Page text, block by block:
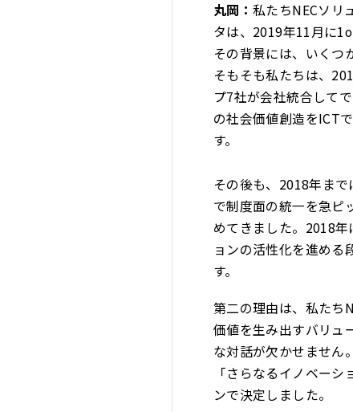
丸岡：私たちNECソリ
タは、2019年11月に
その背景には、いくつ
そもそも私たちは、
プ7社が会社統合して
の社会価値創造をICT
す。
その後も、2018年ま
で制度面の統一を急ピ
めてきました。2018
ョンの活性化を進める
す。
第二の理由は、私たち
価値を生み出すバリュ
な対話が欠かせません
「さらなるイノベー
ンで決定しました。